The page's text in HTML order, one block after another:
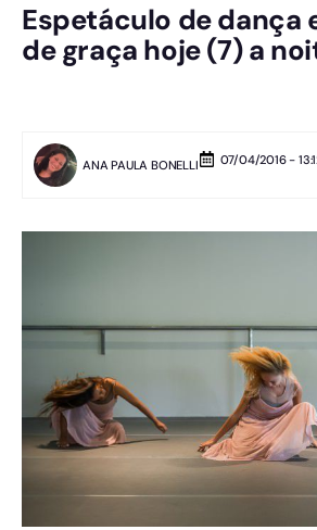
Espetáculo de dança
de graça hoje (7) a
ANA PAULA BONELLI 07/04/2016 -